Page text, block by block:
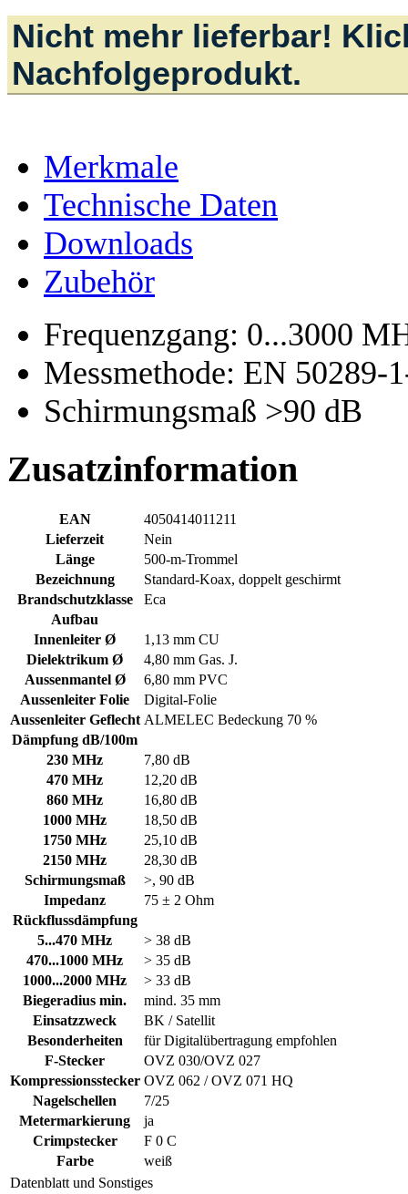
Nicht mehr lieferbar!
Nachfolgeprodukt.
Merkmale
Technische Daten
Downloads
Zubehör
Frequenzgang: 0...3000
Messmethode: EN 50289-
Schirmungsmaß >90 dB
Zusatzinformation
EAN
4050414011211
Lieferzeit
Nein
Länge
500-m-Trommel
Bezeichnung
Standard-Koax, doppelt geschirmt
Brandschutzklasse
Eca
Aufbau
Innenleiter Ø
1,13 mm CU
Dielektrikum Ø
4,80 mm Gas. J.
Aussenmantel Ø
6,80 mm PVC
Aussenleiter Folie
Digital-Folie
Aussenleiter Geflecht ALMELEC Bedeckung 70 %
Dämpfung dB/100m
230 MHz
7,80 dB
470 MHz
12,20 dB
860 MHz
16,80 dB
1000 MHz
18,50 dB
1750 MHz
25,10 dB
2150 MHz
28,30 dB
Schirmungsmaß
>, 90 dB
Impedanz
75 ± 2 Ohm
Rückflussdämpfung
5...470 MHz
> 38 dB
470...1000 MHz
> 35 dB
1000...2000 MHz
> 33 dB
Biegeradius min.
mind. 35 mm
Einsatzzweck
BK / Satellit
Besonderheiten
für Digitalübertragung empfohlen
F-Stecker
OVZ 030/OVZ 027
Kompressionsstecker OVZ 062 / OVZ 071 HQ
Nagelschellen
7/25
Metermarkierung
ja
Crimpstecker
F 0 C
Farbe
weiß
Datenblatt und Sonstiges